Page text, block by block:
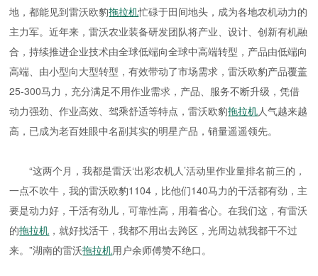
地，都能见到雷沃欧豹拖拉机忙碌于田间地头，成为各地农机动力的
主力军。近年来，雷沃农业装备研发团队将产业、设计、创新有机融
合，持续推进企业技术由全球低端向全球中高端转型，产品由低端向
高端、由小型向大型转型，有效带动了市场需求，雷沃欧豹产品覆盖
25-300马力，充分满足不用作业需求，产品、服务不断升级，凭借
动力强劲、作业高效、驾乘舒适等特点，雷沃欧豹拖拉机人气越来越
高，已成为老百姓眼中名副其实的明星产品，销量遥遥领先。
“这两个月，我都是雷沃‘出彩农机人’活动里作业量排名前三的，
一点不吹牛，我的雷沃欧豹1104，比他们140马力的干活都有劲，主
要是动力好，干活有劲儿，可靠性高，用着省心。在我们这，有雷沃
的拖拉机 ，就好找活干，我都不用出去跨区，光周边就我都干不过
来。”湖南的雷沃拖拉机用户余师傅赞不绝口。